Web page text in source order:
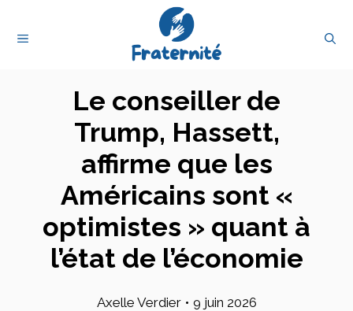
MENU
Le conseiller de
Trump, Hassett,
affirme que les
Américains sont «
optimistes » quant à
l’état de l’économie
Axelle Verdier • 9 juin 2026